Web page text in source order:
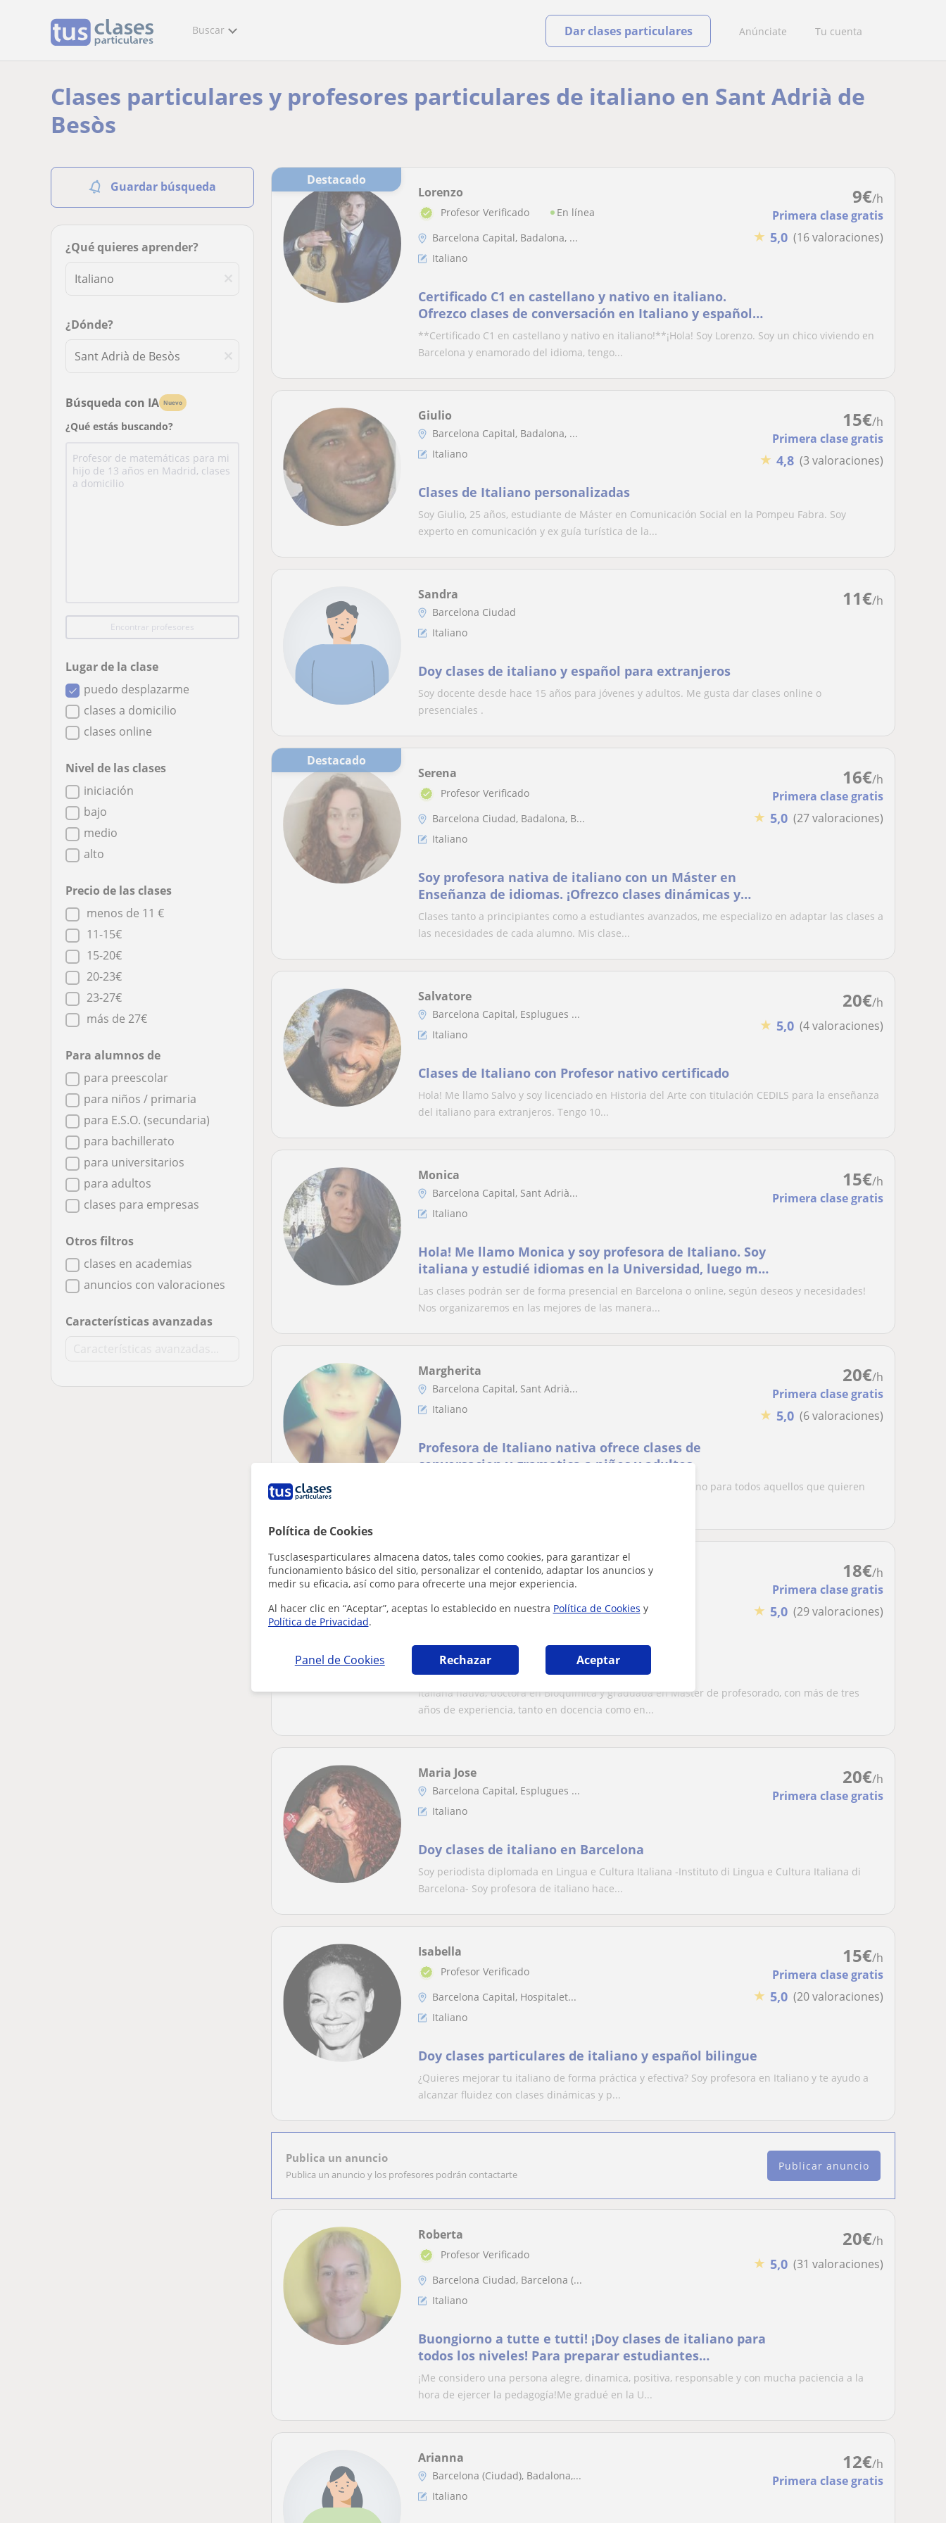
Política de Cookies
Tusclasesparticulares almacena datos, tales como cookies, para garantizar el
funcionamiento básico del sitio, personalizar el contenido, adaptar los anuncios y
medir su eficacia, así como para ofrecerte una mejor experiencia.
Al hacer clic en “Aceptar”, aceptas lo establecido en nuestra Política de Cookies y
Política de Privacidad.
Panel de Cookies Rechazar Aceptar
Buscar Anúnciate Tu cuenta
Dar clases particulares
Clases particulares y profesores particulares de italiano en Sant Adrià de
Besòs
Guardar búsqueda
¿Qué quieres aprender?
¿Dónde?
Búsqueda con IA Nuevo
¿Qué estás buscando?
Encontrar profesores
Lugar de la clase
puedo desplazarme
clases a domicilio
clases online
Nivel de las clases
iniciación
bajo
medio
alto
Precio de las clases
menos de 11 €
11-15€
15-20€
20-23€
23-27€
más de 27€
Para alumnos de
para preescolar
para niños / primaria
para E.S.O. (secundaria)
para bachillerato
para universitarios
para adultos
clases para empresas
Otros filtros
clases en academias
anuncios con valoraciones
Características avanzadas
Destacado
9€/h
Primera clase gratis
★ 5,0 (16 valoraciones)
Lorenzo
Profesor Verificado
En línea
Barcelona Capital, Badalona, ...
Italiano
Certificado C1 en castellano y nativo en italiano.
Ofrezco clases de conversación en Italiano y español
para todas las ocasiones
**Certificado C1 en castellano y nativo en italiano!**¡Hola! Soy Lorenzo. Soy un chico viviendo en
Barcelona y enamorado del idioma, tengo...
15€/h
Primera clase gratis
★ 4,8 (3 valoraciones)
Giulio
Barcelona Capital, Badalona, ...
Italiano
Clases de Italiano personalizadas
Soy Giulio, 25 años, estudiante de Máster en Comunicación Social en la Pompeu Fabra. Soy
experto en comunicación y ex guía turística de la...
11€/h
Sandra
Barcelona Ciudad
Italiano
Doy clases de italiano y español para extranjeros
Soy docente desde hace 15 años para jóvenes y adultos. Me gusta dar clases online o
presenciales .
Destacado
16€/h
Primera clase gratis
★ 5,0 (27 valoraciones)
Serena
Profesor Verificado
Barcelona Ciudad, Badalona, B...
Italiano
Soy profesora nativa de italiano con un Máster en
Enseñanza de idiomas. ¡Ofrezco clases dinámicas y
personalizadas!
Clases tanto a principiantes como a estudiantes avanzados, me especializo en adaptar las clases a
las necesidades de cada alumno. Mis clase...
20€/h
★ 5,0 (4 valoraciones)
Salvatore
Barcelona Capital, Esplugues ...
Italiano
Clases de Italiano con Profesor nativo certificado
Hola! Me llamo Salvo y soy licenciado en Historia del Arte con titulación CEDILS para la enseñanza
del italiano para extranjeros. Tengo 10...
15€/h
Primera clase gratis
Monica
Barcelona Capital, Sant Adrià...
Italiano
Hola! Me llamo Monica y soy profesora de Italiano. Soy
italiana y estudié idiomas en la Universidad, luego me
gradué en traducción e interpretariado. Doy clases de
italiano para todos los niveles. Aseguro disponibilidad
y profesionalidad. No estéis en esc
Las clases podrán ser de forma presencial en Barcelona o online, según deseos y necesidades!
Nos organizaremos en las mejores de las manera...
20€/h
Primera clase gratis
★ 5,0 (6 valoraciones)
Margherita
Barcelona Capital, Sant Adrià...
Italiano
Profesora de Italiano nativa ofrece clases de
conversacion y gramatica a niños y adultos
Soy una chica italiana de 32 años y imparto clases de italiano para todos aquellos que quieren
18€/h
Primera clase gratis
★ 5,0 (29 valoraciones)
Costanza
Profesor Verificado
Barcelona Capital, Esplugues ...
Imparare è divertente, sei pronto?
Italiana nativa; doctora en Bioquímica y graduada en Máster de profesorado, con más de tres
años de experiencia, tanto en docencia como en...
20€/h
Primera clase gratis
Maria Jose
Barcelona Capital, Esplugues ...
Italiano
Doy clases de italiano en Barcelona
Soy periodista diplomada en Lingua e Cultura Italiana -Instituto di Lingua e Cultura Italiana di
Barcelona- Soy profesora de italiano hace...
15€/h
Primera clase gratis
★ 5,0 (20 valoraciones)
Isabella
Profesor Verificado
Barcelona Capital, Hospitalet...
Italiano
Doy clases particulares de italiano y español bilingue
¿Quieres mejorar tu italiano de forma práctica y efectiva? Soy profesora en Italiano y te ayudo a
alcanzar fluidez con clases dinámicas y p...
Publica un anuncio
Publica un anuncio y los profesores podrán contactarte
Publicar anuncio
20€/h
★ 5,0 (31 valoraciones)
Roberta
Profesor Verificado
Barcelona Ciudad, Barcelona (...
Italiano
Buongiorno a tutte e tutti! ¡Doy clases de italiano para
todos los niveles! Para preparar estudiantes
particulares, grupos y clientes de empresas!
¡Me considero una persona alegre, dinamica, positiva, responsable y con mucha paciencia a la
hora de ejercer la pedagogía!Me gradué en la U...
12€/h
Primera clase gratis
Arianna
Barcelona (Ciudad), Badalona,...
Italiano